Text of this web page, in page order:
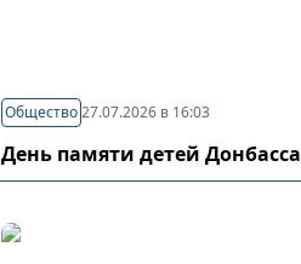
Общество27.07.2026 в 16:03
День памяти детей Донбасса